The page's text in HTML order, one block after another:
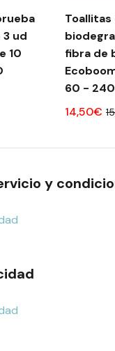
10
Toallitas
fibra de
60 -
14,50€
y